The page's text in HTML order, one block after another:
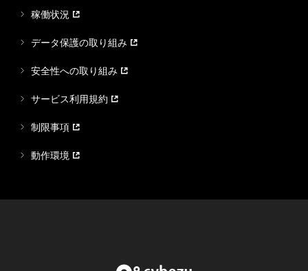
稼働状況
データ保護の取り組み
安全性への取り組み
サービス利用規約
制限事項
動作環境